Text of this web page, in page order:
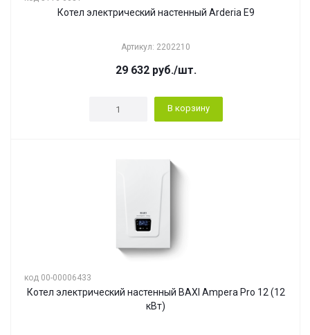
Котел электрический настенный Arderia E9
Артикул: 2202210
29 632руб./шт.
В корзину
код 00-00006433
Котел электрический настенный BAXI Ampera Pro 12 (12
кВт)